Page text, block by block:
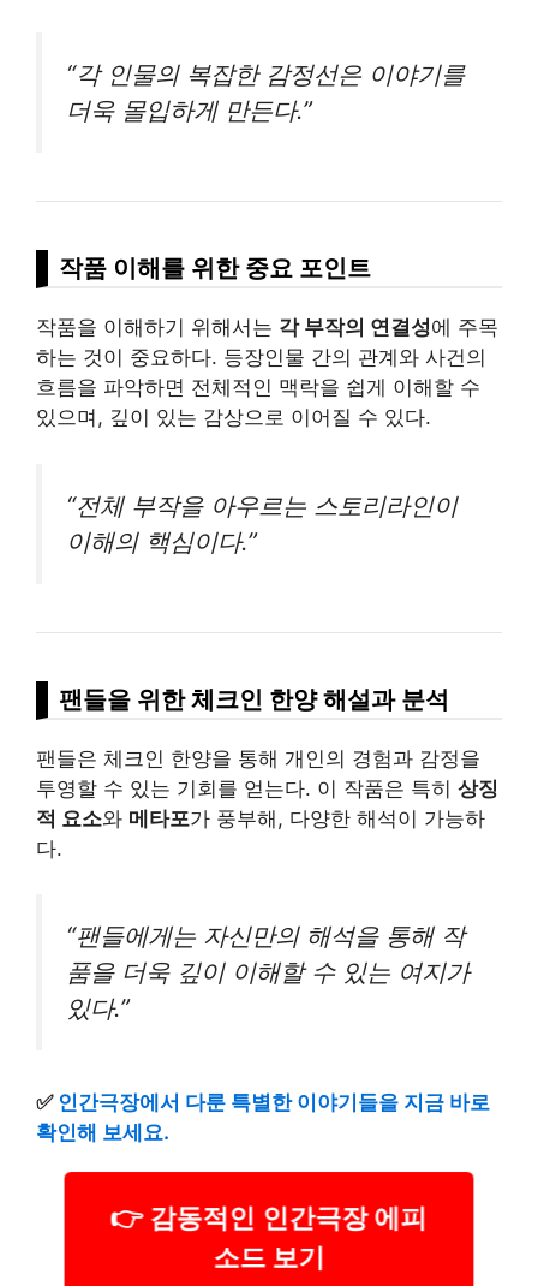
“각 인물의 복잡한 감정선은 이야기를
더욱 몰입하게 만든다.”
작품 이해를 위한 중요 포인트
작품을 이해하기 위해서는 각 부작의 연결성에 주목
하는 것이 중요하다. 등장인물 간의 관계와 사건의
흐름을 파악하면 전체적인 맥락을 쉽게 이해할 수
있으며, 깊이 있는 감상으로 이어질 수 있다.
“전체 부작을 아우르는 스토리라인이
이해의 핵심이다.”
팬들을 위한 체크인 한양 해설과 분석
팬들은 체크인 한양을 통해 개인의 경험과 감정을
투영할 수 있는 기회를 얻는다. 이 작품은 특히 상징
적 요소와 메타포가 풍부해, 다양한 해석이 가능하
다.
“팬들에게는 자신만의 해석을 통해 작
품을 더욱 깊이 이해할 수 있는 여지가
있다.”
✅ 인간극장에서 다룬 특별한 이야기들을 지금 바로
확인해 보세요.
👉 감동적인 인간극장 에피
소드 보기